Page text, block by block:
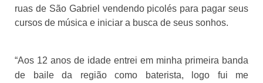
ruas de São Gabriel vendendo picolés para pagar seus
cursos de música e iniciar a busca de seus sonhos.
“Aos 12 anos de idade entrei em minha primeira banda
de baile da região como baterista, logo fui me